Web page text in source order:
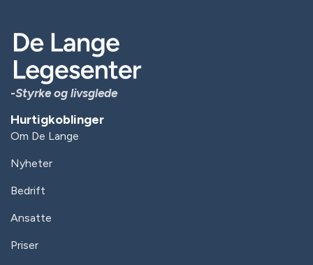
-Styrke og livsglede
Hurtigkoblinger
Om De Lange
Nyheter
Bedrift
Ansatte
Priser